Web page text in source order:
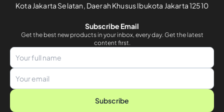
Kota Jakarta Selatan, Daerah Khusus Ibukota Jakarta 12510
Subscribe Email
Get the best new products in your inbox, every day. Get the latest
content first.
Subscribe